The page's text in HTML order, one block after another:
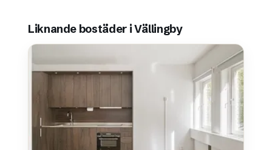
Liknande bostäder i Vällingby